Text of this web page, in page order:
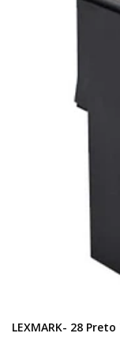
LEXMARK- 28